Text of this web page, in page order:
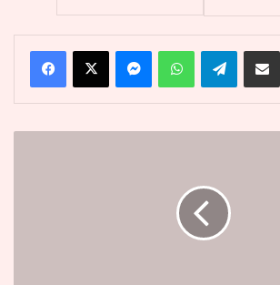
FacebookX MessengerWhatsAppTelegram